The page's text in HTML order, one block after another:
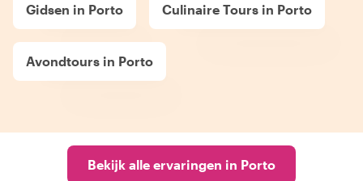
Gidsen in Porto Culinaire Tours in Porto
Avondtours in Porto
Bekijk alle ervaringen in Porto